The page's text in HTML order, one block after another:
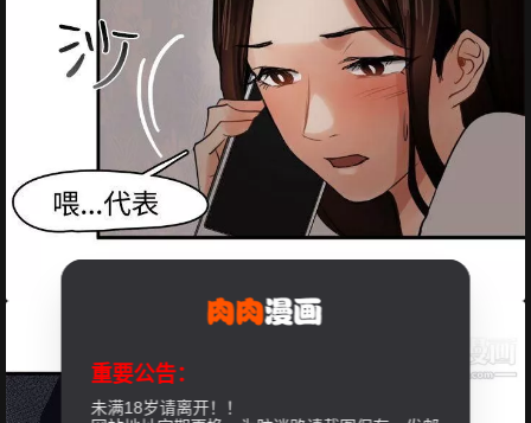
重要公告：
未满18岁请离开！！